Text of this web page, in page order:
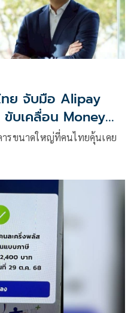
ทย จับมือ Alipay
บเคลื่อน Money
ารขนาดใหญ่ที่คนไทยคุ้นเคย